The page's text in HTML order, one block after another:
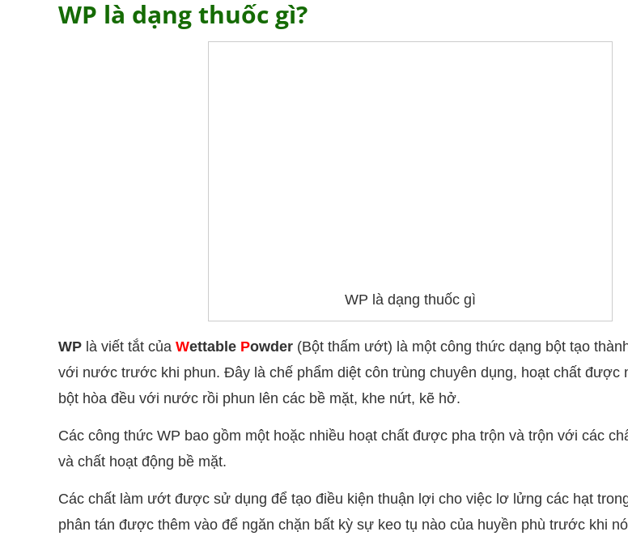
WP là dạng thuốc gì?
WP là dạng thuốc gì
WP là viết tắt của Wettable Powder (Bột thấm ướt) là một công thức dạng bột tạo
với nước trước khi phun. Đây là chế phẩm diệt côn trùng chuyên dụng, hoạt chất được
bột hòa đều với nước rồi phun lên các bề mặt, khe nứt, kẽ hở.
Các công thức WP bao gồm một hoặc nhiều hoạt chất được pha trộn và trộn với các
và chất hoạt động bề mặt.
Các chất làm ướt được sử dụng để tạo điều kiện thuận lợi cho việc lơ lửng các hạt
phân tán được thêm vào để ngăn chặn bất kỳ sự keo tụ nào của huyền phù trước khi